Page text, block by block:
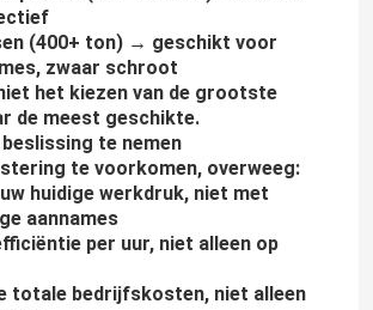
(400+ ton) → geschikt voor
zwaar schroot
het kiezen van de grootste
de meest geschikte.
te nemen
te voorkomen, overweeg:
huidige werkdruk, niet met
aannames
per uur, niet alleen op
totale bedrijfskosten, niet alleen